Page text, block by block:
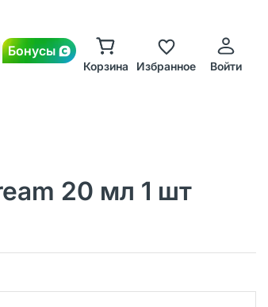
Бонусы
Корзина Избранное Войти
20 мл 1 шт